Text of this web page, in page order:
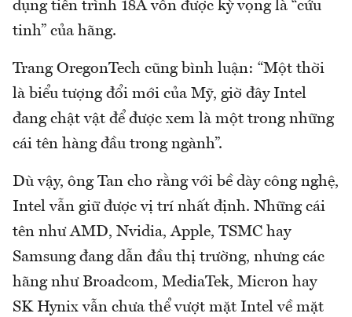
dụng tiến trình 18A vốn được kỳ vọng là “cứu
tinh” của hãng.
Trang OregonTech cũng bình luận: “Một thời
là biểu tượng đổi mới của Mỹ, giờ đây Intel
đang chật vật để được xem là một trong những
cái tên hàng đầu trong ngành”.
Dù vậy, ông Tan cho rằng với bề dày công nghệ,
Intel vẫn giữ được vị trí nhất định. Những cái
tên như AMD, Nvidia, Apple, TSMC hay
Samsung đang dẫn đầu thị trường, nhưng các
hãng như Broadcom, MediaTek, Micron hay
SK Hynix vẫn chưa thể vượt mặt Intel về mặt